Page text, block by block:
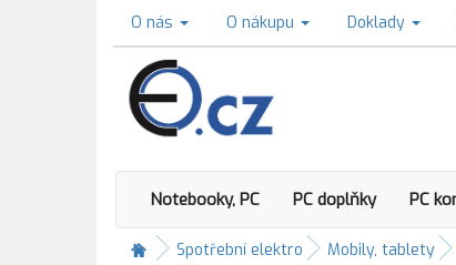
O nás O nákupu Doklady
Notebooky, PC PC doplňky PC
Spotřební elektro Mobily, tablety